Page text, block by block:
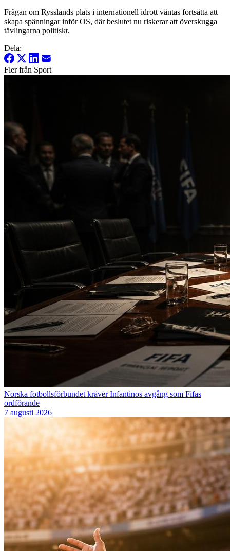
Frågan om Rysslands plats i internationell idrott väntas fortsätta att
skapa spänningar inför OS, där beslutet nu riskerar att överskugga
tävlingarna politiskt.
Dela:
Fler från Sport
Norska fotbollsförbundet kräver Infantinos avgång som Fifas
ordförande
7 augusti 2026